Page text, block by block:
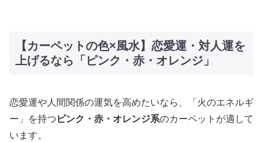
【カーペットの色×風水】恋愛運・対人運を
上げるなら「ピンク・赤・オレンジ」
恋愛運や人間関係の運気を高めたいなら、「火のエネルギ
ー」を持つ ピンク・赤・オレンジ系のカーペットが適して
います。